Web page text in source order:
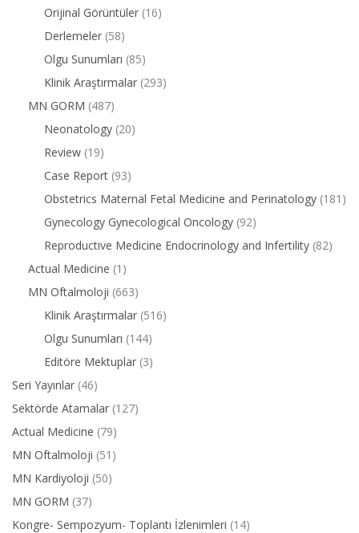
Orijinal Görüntüler (16)
Derlemeler (58)
Olgu Sunumları (85)
Klinik Araştırmalar (293)
MN GORM (487)
Neonatology (20)
Review (19)
Case Report (93)
Obstetrics Maternal Fetal Medicine and Perinatology (181)
Gynecology Gynecological Oncology (92)
Reproductive Medicine Endocrinology and Infertility (82)
Actual Medicine (1)
MN Oftalmoloji (663)
Klinik Araştırmalar (516)
Olgu Sunumları (144)
Editöre Mektuplar (3)
Seri Yayınlar (46)
Sektörde Atamalar (127)
Actual Medicine (79)
MN Oftalmoloji (51)
MN Kardiyoloji (50)
MN GORM (37)
Kongre- Sempozyum- Toplantı İzlenimleri (14)